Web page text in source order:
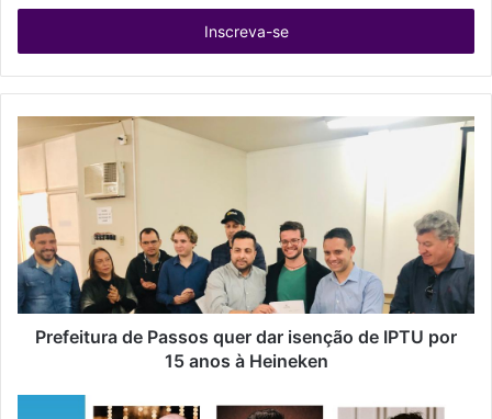
s
r
a
e
e
n
d
e
r
e
Prefeitura de Passos quer dar isenção de IPTU por
15 anos à Heineken